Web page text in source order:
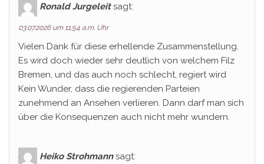
Ronald Jurgeleit sagt:
03.07.2026 um 11:54 a.m. Uhr
Vielen Dank für diese erhellende Zusammenstellung.
Es wird doch wieder sehr deutlich von welchem Filz
Bremen, und das auch noch schlecht, regiert wird
Kein Wunder, dass die regierenden Parteien
zunehmend an Ansehen verlieren. Dann darf man sich
über die Konsequenzen auch nicht mehr wundern.
Heiko Strohmann sagt: